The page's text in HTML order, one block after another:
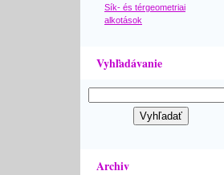
Sík- és térgeometriai
alkotások
Vyhľadávanie
Archiv